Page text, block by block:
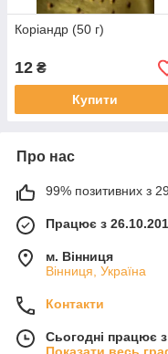
Коріандр (50 г)
12 ₴
Купити
Про нас
99% позитивних з
Працює з
м. Вінниця
Вінниця, Україна
Контакти
Сьогодні працює